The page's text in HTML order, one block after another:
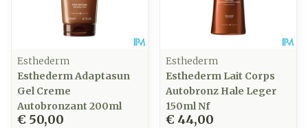
Esthederm
Esthederm Adaptasun
Gel Creme
Autobronzant 200ml
€ 50,00
Esthederm
Esthederm Lait Corps
Autobronz Hale Leger
150ml Nf
€ 44,00